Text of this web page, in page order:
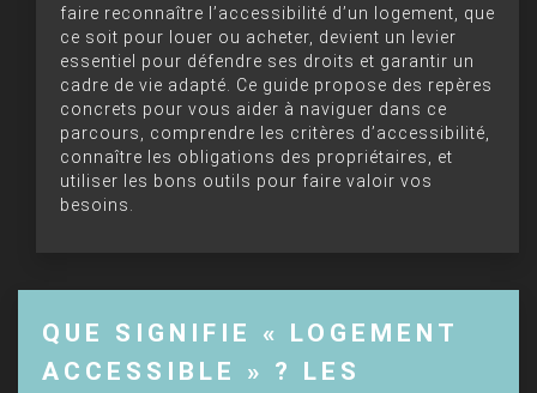
faire reconnaître l’accessibilité d’un logement, que
ce soit pour louer ou acheter, devient un levier
essentiel pour défendre ses droits et garantir un
cadre de vie adapté. Ce guide propose des repères
concrets pour vous aider à naviguer dans ce
parcours, comprendre les critères d’accessibilité,
connaître les obligations des propriétaires, et
utiliser les bons outils pour faire valoir vos
besoins.
QUE SIGNIFIE « LOGEMENT
ACCESSIBLE » ? LES